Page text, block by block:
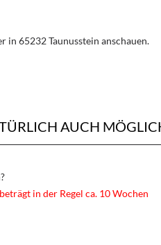
in 65232 Taunusstein anschauen.
AUCH
in der Regel ca. 10 Wochen